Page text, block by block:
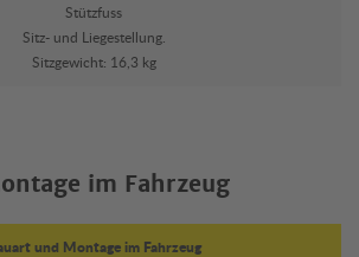
Stützfuss
Sitz- und Liegestellung.
Sitzgewicht: 16,3 kg
im Fahrzeug
und Montage im Fahrzeug